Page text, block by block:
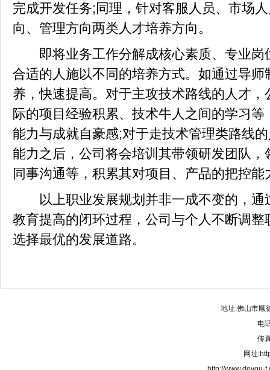
完成开发任务;同理，针对客服人员、市场
向、管理方向两类人才培养方向。
即将业务工作分解成核心素质、专业岗
合适的人施以不同的培养方式。如通过导
养，快速提高。对于主攻技术路线的人才
际的项目经验积累、技术牛人之间的学习
能力与成就自豪感;对于走技术管理类路线
能力之后，公司将会培训其带领研发团队
同事沟通等，积累其对项目、产品的把控
以上职业发展规划并非一成不变的，通
教育提高的闭环过程，公司与个人不断调
选择最优的发展道路。
地址:佛山市顺
电
传
网址